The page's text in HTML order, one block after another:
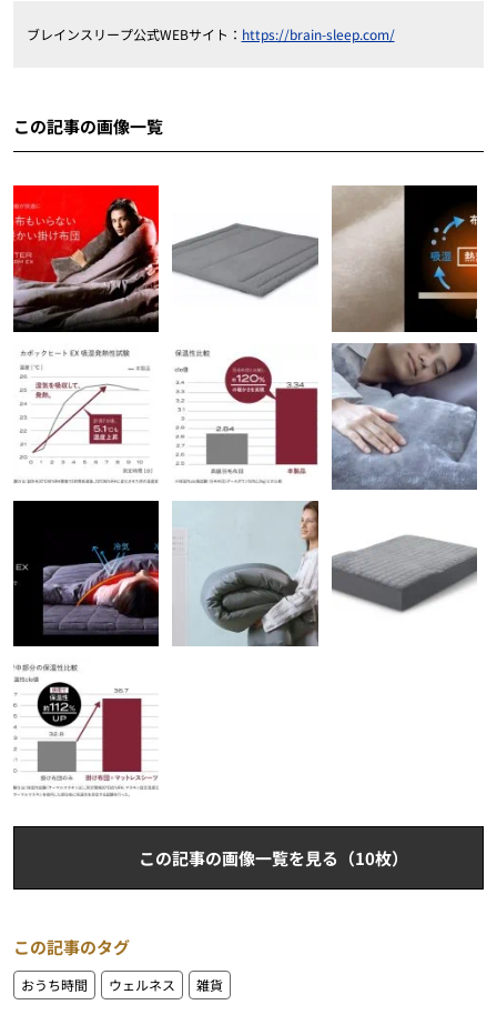
ブレインスリープ公式WEBサイト： https://brain-sleep.com/
この記事の画像一覧
この記事の画像一覧を見る（10枚）
この記事のタグ
おうち時間 ウェルネス 雑貨